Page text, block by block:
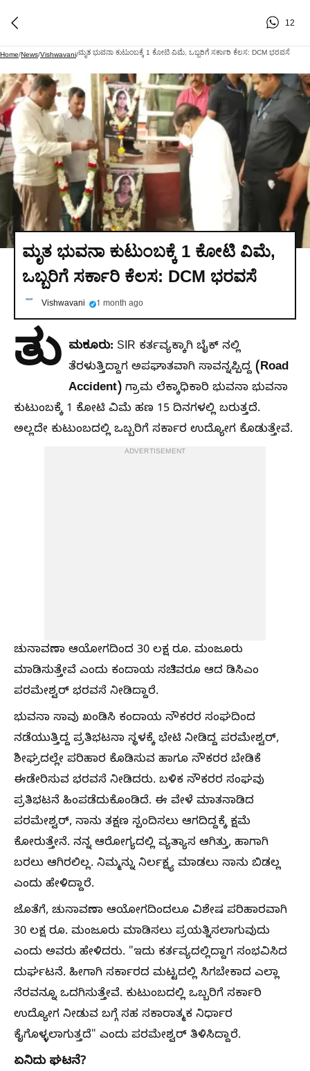
12
Home/News/Vishwavani/ಮೃತ ಭುವನಾ ಕುಟುಂಬಕ್ಕೆ 1 ಕೋಟಿ ವಿಮೆ, ಒಬ್ಬರಿಗೆ ಸರ್ಕಾರಿ ಕೆಲಸ: DCM ಭರವಸೆ
ಮೃತ ಭುವನಾ ಕುಟುಂಬಕ್ಕೆ 1 ಕೋಟಿ ವಿಮೆ,
ಒಬ್ಬರಿಗೆ ಸರ್ಕಾರಿ ಕೆಲಸ: DCM ಭರವಸೆ
Vishwavani 1 month ago
ತು ಮಕೂರು: SIR ಕರ್ತವ್ಯಕ್ಕಾಗಿ ಬೈಕ್ ನಲ್ಲಿ
ತೆರಳುತ್ತಿದ್ದಾಗ ಅಪಘಾತವಾಗಿ ಸಾವನ್ನಪ್ಪಿದ್ದ (Road
Accident) ಗ್ರಾಮ ಲೆಕ್ಕಾಧಿಕಾರಿ ಭುವನಾ ಭುವನಾ
ಕುಟುಂಬಕ್ಕೆ 1 ಕೋಟಿ ವಿಮೆ ಹಣ 15 ದಿನಗಳಲ್ಲಿ ಬರುತ್ತದೆ.
ಅಲ್ಲದೇ ಕುಟುಂಬದಲ್ಲಿ ಒಬ್ಬರಿಗೆ ಸರ್ಕಾರ ಉದ್ಯೋಗ ಕೊಡುತ್ತೇವೆ.
ADVERTISEMENT
ಚುನಾವಣಾ ಆಯೋಗದಿಂದ 30 ಲಕ್ಷ ರೂ. ಮಂಜೂರು
ಮಾಡಿಸುತ್ತೇವೆ ಎಂದು ಕಂದಾಯ ಸಚಿವರೂ ಆದ ಡಿಸಿಎಂ
ಪರಮೇಶ್ವರ್‌ ಭರವಸೆ ನೀಡಿದ್ದಾರೆ.
ಭುವನಾ ಸಾವು ಖಂಡಿಸಿ ಕಂದಾಯ ನೌಕರರ ಸಂಘದಿಂದ
ನಡೆಯುತ್ತಿದ್ದ ಪ್ರತಿಭಟನಾ ಸ್ಥಳಕ್ಕೆ ಭೇಟಿ ನೀಡಿದ್ದ ಪರಮೇಶ್ವರ್,
ಶೀಘ್ರದಲ್ಲೇ ಪರಿಹಾರ ಕೊಡಿಸುವ ಹಾಗೂ ನೌಕರರ ಬೇಡಿಕೆ
ಈಡೇರಿಸುವ ಭರವಸೆ ನೀಡಿದರು. ಬಳಿಕ ನೌಕರರ ಸಂಘವು
ಪ್ರತಿಭಟನೆ ಹಿಂಪಡೆದುಕೊಂಡಿದೆ. ಈ ವೇಳೆ ಮಾತನಾಡಿದ
ಪರಮೇಶ್ವರ್, ನಾನು ತಕ್ಷಣ ಸ್ಪಂದಿಸಲು ಆಗದಿದ್ದಕ್ಕೆ ಕ್ಷಮೆ
ಕೋರುತ್ತೇನೆ. ನನ್ನ ಆರೋಗ್ಯದಲ್ಲಿ ವ್ಯತ್ಯಾಸ ಆಗಿತ್ತು, ಹಾಗಾಗಿ
ಬರಲು ಆಗಿರಲಿಲ್ಲ. ನಿಮ್ಮನ್ನು ನಿರ್ಲಕ್ಷ್ಯ ಮಾಡಲು ನಾನು ಬಿಡಲ್ಲ
ಎಂದು ಹೇಳಿದ್ದಾರೆ.
ಜೊತೆಗೆ, ಚುನಾವಣಾ ಆಯೋಗದಿಂದಲೂ ವಿಶೇಷ ಪರಿಹಾರವಾಗಿ
30 ಲಕ್ಷ ರೂ. ಮಂಜೂರು ಮಾಡಿಸಲು ಪ್ರಯತ್ನಿಸಲಾಗುವುದು
ಎಂದು ಅವರು ಹೇಳಿದರು. "ಇದು ಕರ್ತವ್ಯದಲ್ಲಿದ್ದಾಗ ಸಂಭವಿಸಿದ
ದುರ್ಘಟನೆ. ಹೀಗಾಗಿ ಸರ್ಕಾರದ ಮಟ್ಟದಲ್ಲಿ ಸಿಗಬೇಕಾದ ಎಲ್ಲಾ
ನೆರವನ್ನೂ ಒದಗಿಸುತ್ತೇವೆ. ಕುಟುಂಬದಲ್ಲಿ ಒಬ್ಬರಿಗೆ ಸರ್ಕಾರಿ
ಉದ್ಯೋಗ ನೀಡುವ ಬಗ್ಗೆ ಸಹ ಸಕಾರಾತ್ಮಕ ನಿರ್ಧಾರ
ಕೈಗೊಳ್ಳಲಾಗುತ್ತದೆ" ಎಂದು ಪರಮೇಶ್ವರ್ ತಿಳಿಸಿದ್ದಾರೆ.
ಏನಿದು ಘಟನೆ?